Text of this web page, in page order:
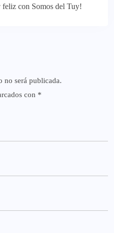
feliz con Somos del Tuy!
no será publicada.
con *